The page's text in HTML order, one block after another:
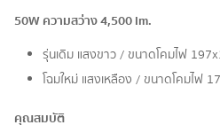
50W ความสว่าง 4,500 lm.
รุ่นเดิม แสงขาว / ขนาดโคมไฟ
โฉมใหม่ แสงเหลือง / ขนาดโคมไฟ
คุณสมบัติ